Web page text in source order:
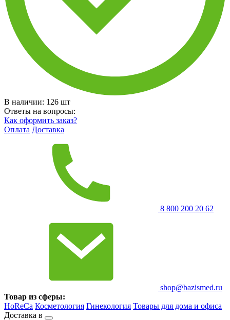
В наличии: 126 шт
Ответы на вопросы:
Как оформить заказ?
Оплата Доставка
8 800 200 20 62
shop@bazismed.ru
Товар из сферы:
HoReCa Косметология Гинекология Товары для дома и офиса
Доставка в